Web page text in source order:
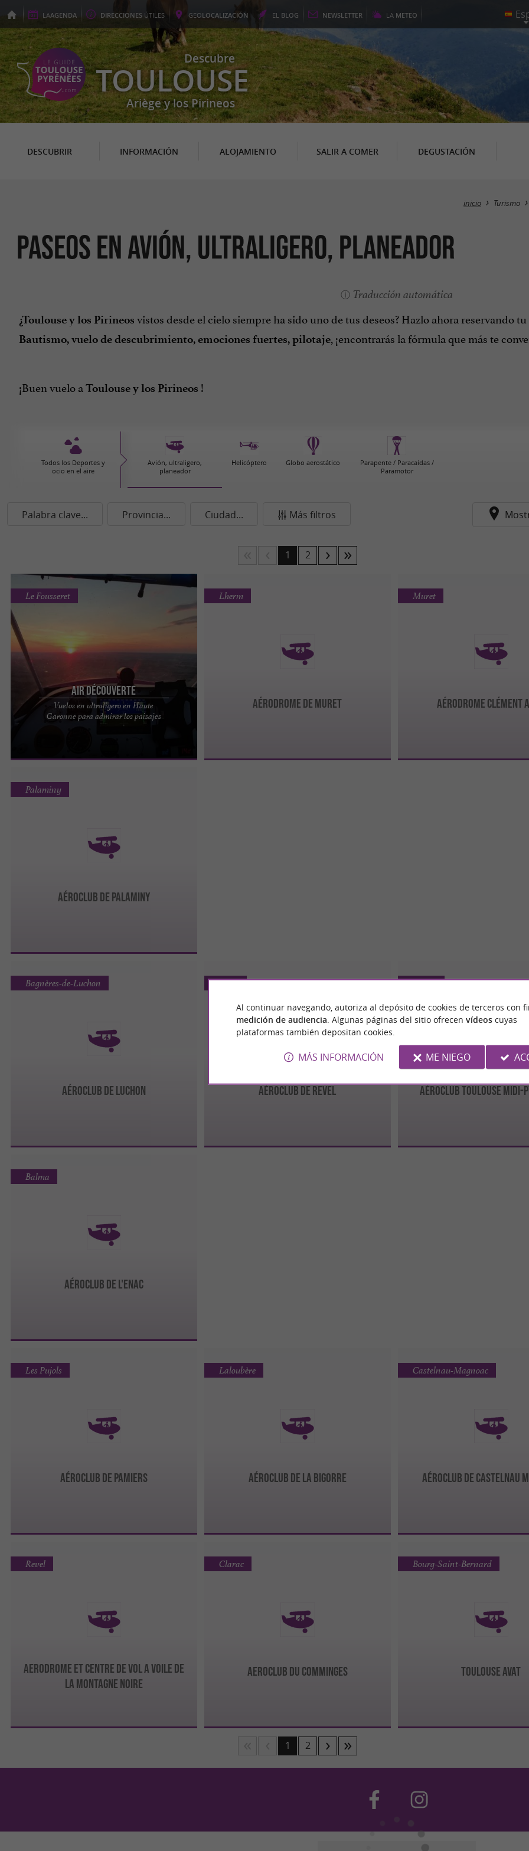
LAAGENDA DIRECCIONES ÚTILES GEOLOCALIZACIÓN EL BLOG NEWSLETTER LA METEO
Descubre
TOULOUSE
Ariège y los Pirineos
DESCUBRIR INFORMACIÓN ALOJAMIENTO SALIR A COMER DEGUSTACIÓN
inicio Turismo
Paseos en avión, ultraligero, planeador
Traducción automática
¿Toulouse y los Pirineos vistos desde el cielo siempre ha sido uno de tus deseos? Hazlo ahora reservando tu
Bautismo, vuelo de descubrimiento, emociones fuertes, pilotaje, ¡encontrarás la fórmula que más te
¡Buen vuelo a Toulouse y los Pirineos !
Todos los Deportes y
ocio en el aire
Avión, ultraligero,
planeador
Helicóptero Globo aerostático
Parapente / Paracaídas /
Paramotor
Palabra clave... Provincia... Ciudad... Más filtros
1 2
Air Découverte
Vuelos en ultraligero en Haute
Garonne para admirar los paisajes
Le Fousseret
Air Découverte, vuelos en ultraligero para
admirar la belleza del Alto Garona Surca los
AÉRODROME DE MURET
Lherm
AÉRODROME CLÉMENT
Muret
AÉROCLUB DE PALAMINY
Palaminy
AÉROCLUB DE LUCHON
Bagnères-de-Luchon
AÉROCLUB DE REVEL
Revel
AÉROCLUB TOULOUSE MIDI-
Balma
AÉROCLUB DE L'ENAC
Balma
AÉROCLUB DE PAMIERS
Les Pujols
AÉROCLUB DE LA BIGORRE
Laloubère
AÉROCLUB DE CASTELNAU
Castelnau-Magnoac
AERODROME ET CENTRE DE VOL A VOILE DE
LA MONTAGNE NOIRE
Revel
AEROCLUB DU COMMINGES
Clarac
TOULOUSE AVAT
Bourg-Saint-Bernard
1 2
Al continuar navegando, autoriza al depósito de cookies de terceros con
medición de audiencia . Algunas páginas del sitio ofrecen vídeoscuyas
plataformas también depositan cookies.
MÁS INFORMACIÓN ME NIEGO